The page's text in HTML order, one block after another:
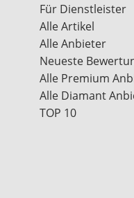
Für Dienstleister
Alle Artikel
Alle Anbieter
Neueste
Alle Premium
Alle Diamant
TOP 10